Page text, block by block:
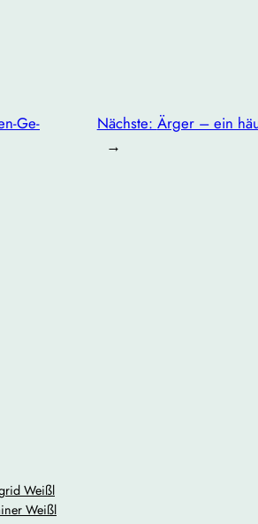
Ge-
Nächste: Ärger – ein
→
Weißl
Weißl